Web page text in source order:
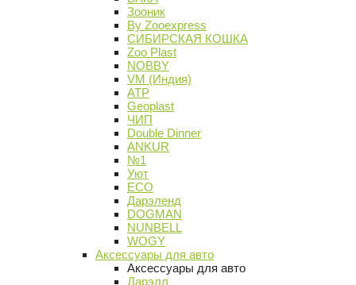
Зооник
By Zooexpress
СИБИРСКАЯ КОШКА
Zoo Plast
NOBBY
VM (Индия)
АТР
Geoplast
ЧИП
Double Dinner
ANKUR
№1
Уют
ECO
Дарэленд
DOGMAN
NUNBELL
WOGY
Аксессуары для авто
Аксессуары для авто
Дарэлл